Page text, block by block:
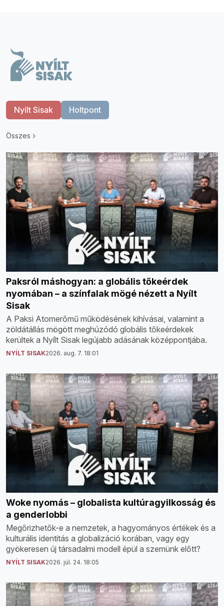
Nyílt Sisak Holtpont
Összes
Paksról máshogyan: a globális tőkeérdek
nyomában – a színfalak mögé nézett a Nyílt
Sisak
A Paksi Atomerőmű működésének kihívásai, valamint a
zöldátállás mögött meghúzódó globális tőkeérdekek
kerültek a Nyílt Sisak legújabb adásának középpontjába.
NYÍLT SISAK2026. aug. 7. 18:01
Woke nyomás – globalista kultúragyilkosság és
a genderlobbi
Megőrizhetők-e a nemzetek, a hagyományos értékek és a
kulturális identitás a globalizáció korában, vagy egy
gyökeresen új társadalmi modell épül a szemünk előtt?
NYÍLT SISAK2026. júl. 24. 18:05